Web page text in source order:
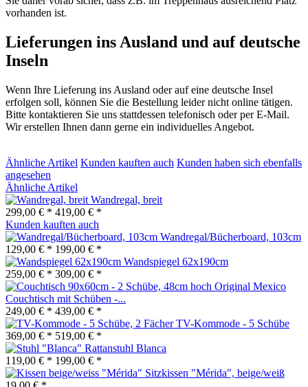
vorhanden ist.
Lieferungen ins Ausland und auf deutsche
Inseln
Wenn Ihre Lieferung ins Ausland oder auf eine deutsche Insel
erfolgen soll, können Sie die Bestellung leider nicht online tätigen.
Bitte kontaktieren Sie uns stattdessen telefonisch oder per E-Mail.
Wir erstellen Ihnen dann gerne ein individuelles Angebot.
Ähnliche Artikel Kunden kauften auch Kunden haben sich ebenfalls
angesehen
Ähnliche Artikel
Wandregal, breit
299,00 € * 419,00 € *
Kunden kauften auch
Wandregal/Bücherboard, 103cm
129,00 € * 199,00 € *
Wandspiegel 62x190cm
259,00 € * 309,00 € *
Original Mexico
Couchtisch mit Schüben -...
249,00 € * 439,00 € *
TV-Kommode - 5 Schübe
369,00 € * 519,00 € *
Rattanstuhl Blanca
119,00 € * 199,00 € *
Sitzkissen "Mérida", beige/weiß